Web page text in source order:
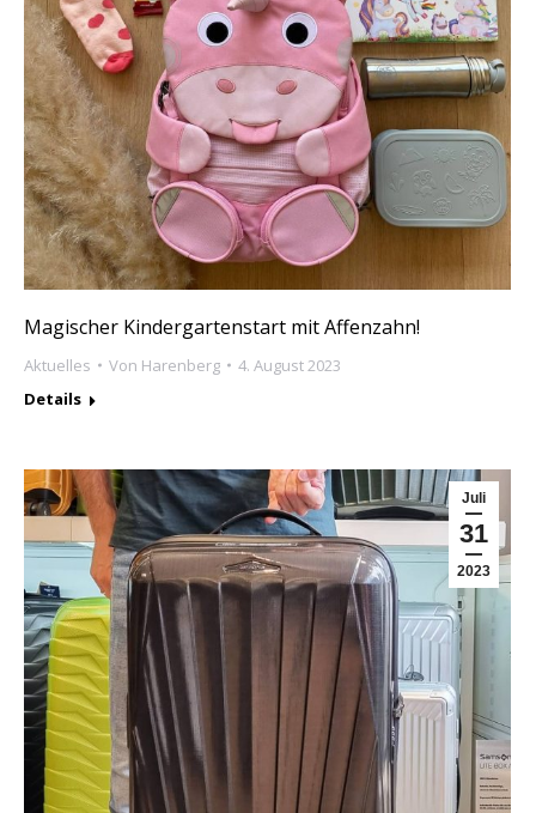
Magischer Kindergartenstart mit Affenzahn!
Aktuelles Von Harenberg
4. August 2023
Details
Juli
31
2023